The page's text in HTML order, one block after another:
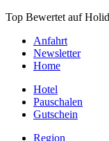
Top Bewertet auf
Anfahrt
Newsletter
Home
Hotel
Pauschalen
Gutschein
Region